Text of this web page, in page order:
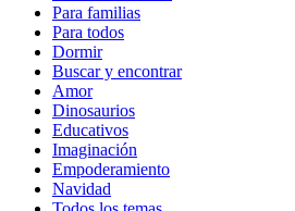
Para familias
Para todos
Dormir
Buscar y encontrar
Amor
Dinosaurios
Educativos
Imaginación
Empoderamiento
Navidad